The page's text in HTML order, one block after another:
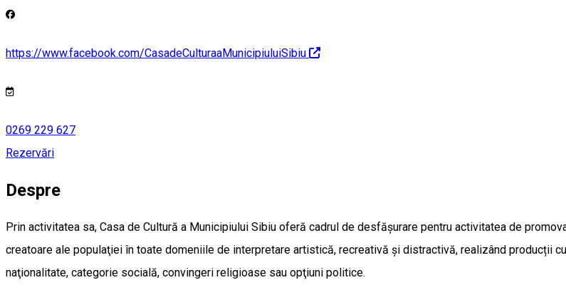
https://www.facebook.com/CasadeCulturaaMunicipiuluiSibiu
0269 229 627
Rezervări
Despre
Prin activitatea sa, Casa de Cultură a Municipiului Sibiu oferă cadrul de desfăşurare pentru activitatea de
creatoare ale populaţiei în toate domeniile de interpretare artistică, recreativă şi distractivă, realizând producții
naţionalitate, categorie socială, convingeri religioase sau opţiuni politice.